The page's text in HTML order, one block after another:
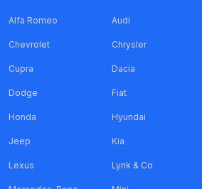
Alfa Romeo Audi
Chevrolet Chrysler
Cupra Dacia
Dodge Fiat
Honda Hyundai
Jeep Kia
Lexus Lynk & Co